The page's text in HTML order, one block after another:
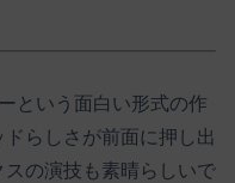
という面白い形式の作
らしさが前面に押し出
の演技も素晴らしいで